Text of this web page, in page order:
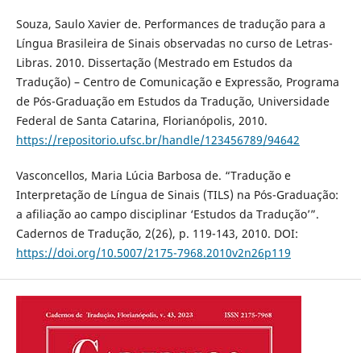
Souza, Saulo Xavier de. Performances de tradução para a
Língua Brasileira de Sinais observadas no curso de Letras-
Libras. 2010. Dissertação (Mestrado em Estudos da
Tradução) – Centro de Comunicação e Expressão, Programa
de Pós-Graduação em Estudos da Tradução, Universidade
Federal de Santa Catarina, Florianópolis, 2010.
https://repositorio.ufsc.br/handle/123456789/94642
Vasconcellos, Maria Lúcia Barbosa de. “Tradução e
Interpretação de Língua de Sinais (TILS) na Pós-Graduação:
a afiliação ao campo disciplinar ‘Estudos da Tradução’”.
Cadernos de Tradução, 2(26), p. 119-143, 2010. DOI:
https://doi.org/10.5007/2175-7968.2010v2n26p119